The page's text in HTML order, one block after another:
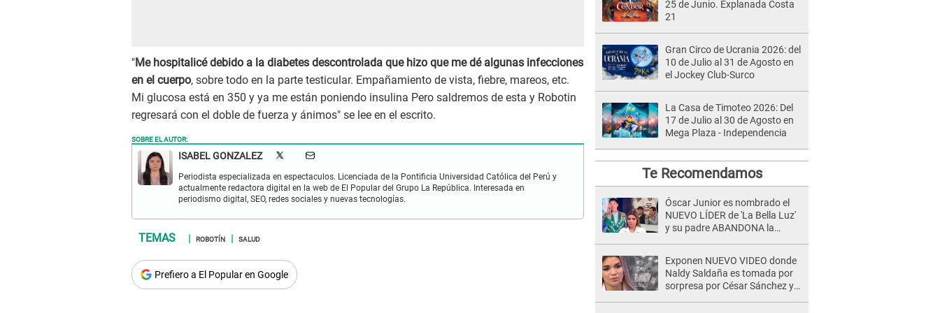
"Me hospitalicé debido a la diabetes descontrolada que hizo que me dé algunas infecciones
en el cuerpo, sobre todo en la parte testicular. Empañamiento de vista, fiebre, mareos, etc.
Mi glucosa está en 350 y ya me están poniendo insulina Pero saldremos de esta y Robotin
regresará con el doble de fuerza y ánimos" se lee en el escrito.
SOBRE EL AUTOR:
ISABEL GONZALEZ
Periodista especializada en espectaculos. Licenciada de la Pontificia Universidad Católica del Perú y
actualmente redactora digital en la web de El Popular del Grupo La República. Interesada en
periodismo digital, SEO, redes sociales y nuevas tecnologías.
ROBOTÍN SALUD
Prefiero a El Popular en Google
25 de Junio. Explanada Costa
21
Gran Circo de Ucrania 2026: del
10 de Julio al 31 de Agosto en
el Jockey Club-Surco
La Casa de Timoteo 2026: Del
17 de Julio al 30 de Agosto en
Mega Plaza - Independencia
Te Recomendamos
Óscar Junior es nombrado el
NUEVO LÍDER de 'La Bella Luz'
y su padre ABANDONA la
Exponen NUEVO VIDEO donde
Naldy Saldaña es tomada por
sorpresa por César Sánchez y